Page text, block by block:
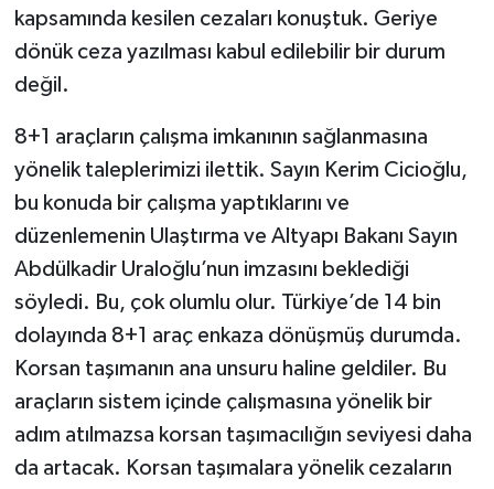
kapsamında kesilen cezaları konuştuk. Geriye
dönük ceza yazılması kabul edilebilir bir durum
değil.
8+1 araçların çalışma imkanının sağlanmasına
yönelik taleplerimizi ilettik. Sayın Kerim Cicioğlu,
bu konuda bir çalışma yaptıklarını ve
düzenlemenin Ulaştırma ve Altyapı Bakanı Sayın
Abdülkadir Uraloğlu’nun imzasını beklediği
söyledi. Bu, çok olumlu olur. Türkiye’de 14 bin
dolayında 8+1 araç enkaza dönüşmüş durumda.
Korsan taşımanın ana unsuru haline geldiler. Bu
araçların sistem içinde çalışmasına yönelik bir
adım atılmazsa korsan taşımacılığın seviyesi daha
da artacak. Korsan taşımalara yönelik cezaların